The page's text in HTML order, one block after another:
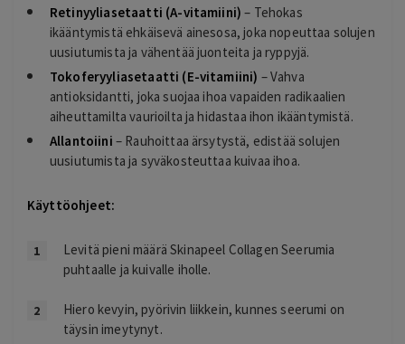
Retinyyliasetaatti (A-vitamiini) – Tehokas
ikääntymistä ehkäisevä ainesosa, joka nopeuttaa solujen
uusiutumista ja vähentää juonteita ja ryppyjä.
Tokoferyyliasetaatti (E-vitamiini) – Vahva
antioksidantti, joka suojaa ihoa vapaiden radikaalien
aiheuttamilta vaurioilta ja hidastaa ihon ikääntymistä.
Allantoiini – Rauhoittaa ärsytystä, edistää solujen
uusiutumista ja syväkosteuttaa kuivaa ihoa.
Käyttöohjeet:
Levitä pieni määrä Skinapeel Collagen Seerumia
puhtaalle ja kuivalle iholle.
Hiero kevyin, pyörivin liikkein, kunnes seerumi on
täysin imeytynyt.